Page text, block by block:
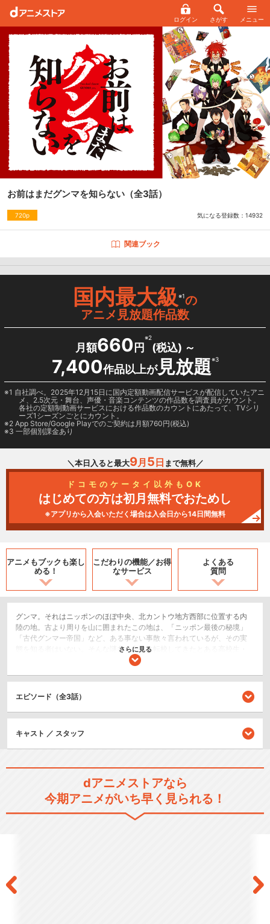
ログイン さがす メニュー
お前はまだグンマを知らない （全3話）
720p 気になる登録数： 14932
関連ブック
国内最大級※1の
アニメ見放題作品数
月額660 円
※2
(税込) ～
7,400作品以上が見放題※3
1 自社調べ。2025年12月15日に国内定額動画配信サービスが配信していたアニ
メ、2.5次元・舞台、声優・音楽コンテンツの作品数を調査員がカウント。
各社の定額制動画サービスにおける作品数のカウントにあたって、TVシリ
ーズ1シーズンごとにカウント。
2 App Store/Google Playでのご契約は月額760円(税込)
3 一部個別課金あり
＼本日入ると最大9月 5 日 まで無料／
ドコモのケータイ以外もOK
はじめての方は初月無料でおためし
※アプリから入会いただく場合は入会日から14日間無料
アニメもブックも楽し
める！
こだわりの機能／お得
なサービス
よくある
質問
グンマ。それはニッポンのほぼ中央、北カントウ地方西部に位置する内
陸の地。古より周りを山に囲まれたこの地は、「ニッポン最後の秘境」
「古代グンマー帝国」など、ある事ない事散々言われているが、その実
態を知る者はいない。そんな謎多き土地に転校してきたとある高校生・
神月。独自性の強い文化、さらに異常なほどグンマ愛が強いクラスメイ
校一の美女、篠岡京に恋をする。だが彼女もまた、生粋のグンマ人！果
たして、神月はグンマで生き抜く事が出来るのか？
お前はまだグンマを知らない
～令和版～
さらに見る
エピソード（全3話）
キャスト ／ スタッフ
dアニメストアなら
今期アニメがいち早く見られる！